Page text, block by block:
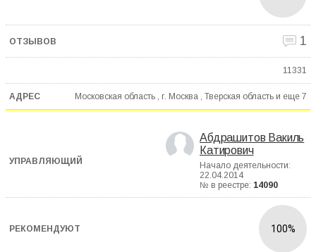
1
11331
Московская область , г. Москва , Тверская область и еще 7
Абдрашитов Вакиль
Катирович
Начало деятельности:
22.04.2014
№ в реестре: 14090
100%